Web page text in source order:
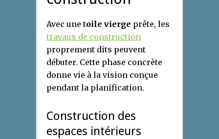
Avec une toile vierge prête, les
travaux de construction
proprement dits peuvent
débuter. Cette phase concrète
donne vie à la vision conçue
pendant la planification.
Construction des
espaces intérieurs